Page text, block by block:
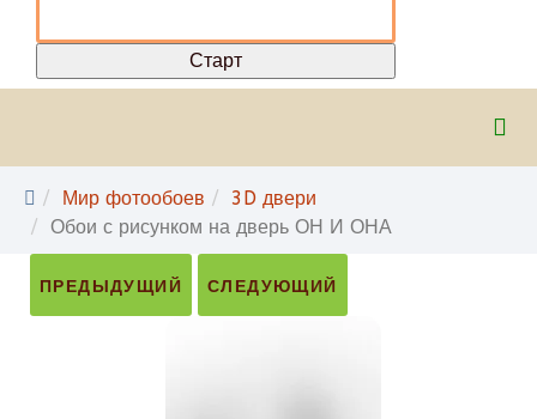
Мир фотообоев
3D двери
Обои с рисунком на дверь ОН И ОНА
ПРЕДЫДУЩИЙ СЛЕДУЮЩИЙ